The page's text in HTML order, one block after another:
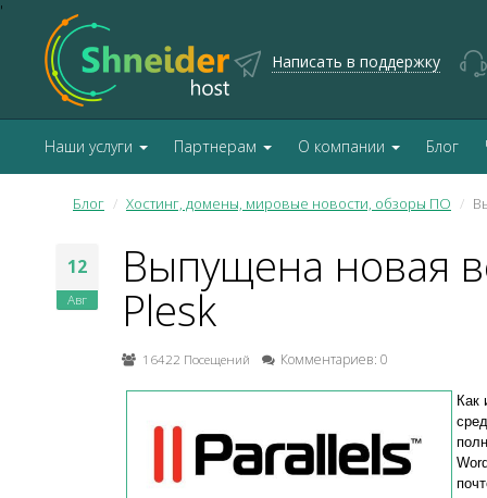
'
Написать в поддержку
Наши услуги Партнерам О компании Блог
Блог Хостинг, домены, мировые новости, обзоры ПО
12
Авг
Выпущена новая
Plesk
16422 Посещений Комментариев: 0
Как